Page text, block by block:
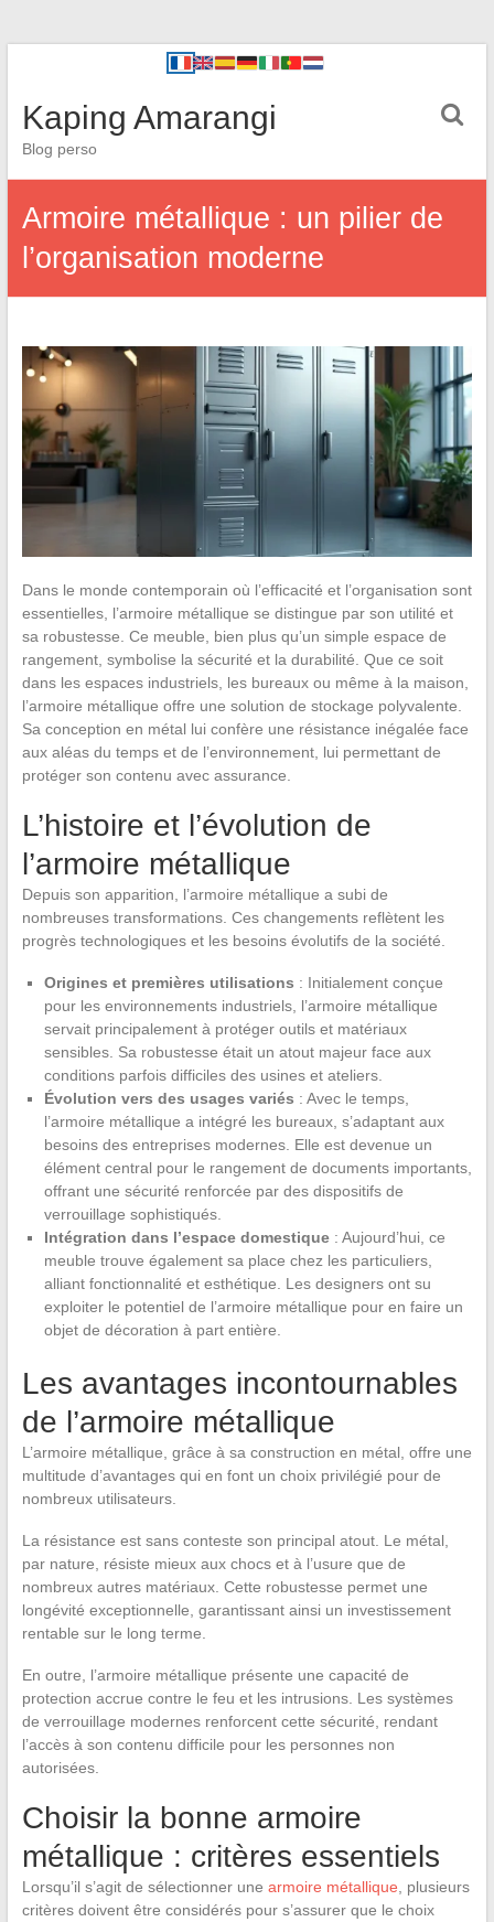
Kaping Amarangi
Blog perso
Armoire métallique : un pilier de
l’organisation moderne
Dans le monde contemporain où l’efficacité et l’organisation sont
essentielles, l’armoire métallique se distingue par son utilité et
sa robustesse. Ce meuble, bien plus qu’un simple espace de
rangement, symbolise la sécurité et la durabilité. Que ce soit
dans les espaces industriels, les bureaux ou même à la maison,
l’armoire métallique offre une solution de stockage polyvalente.
Sa conception en métal lui confère une résistance inégalée face
aux aléas du temps et de l’environnement, lui permettant de
protéger son contenu avec assurance.
L’histoire et l’évolution de
l’armoire métallique
Depuis son apparition, l’armoire métallique a subi de
nombreuses transformations. Ces changements reflètent les
progrès technologiques et les besoins évolutifs de la société.
Origines et premières utilisations : Initialement conçue
pour les environnements industriels, l’armoire métallique
servait principalement à protéger outils et matériaux
sensibles. Sa robustesse était un atout majeur face aux
conditions parfois difficiles des usines et ateliers.
Évolution vers des usages variés : Avec le temps,
l’armoire métallique a intégré les bureaux, s’adaptant aux
besoins des entreprises modernes. Elle est devenue un
élément central pour le rangement de documents importants,
offrant une sécurité renforcée par des dispositifs de
verrouillage sophistiqués.
Intégration dans l’espace domestique: Aujourd’hui, ce
meuble trouve également sa place chez les particuliers,
alliant fonctionnalité et esthétique. Les designers ont su
exploiter le potentiel de l’armoire métallique pour en faire un
objet de décoration à part entière.
Les avantages incontournables
de l’armoire métallique
L’armoire métallique, grâce à sa construction en métal, offre une
multitude d’avantages qui en font un choix privilégié pour de
nombreux utilisateurs.
La résistance est sans conteste son principal atout. Le métal,
par nature, résiste mieux aux chocs et à l’usure que de
nombreux autres matériaux. Cette robustesse permet une
longévité exceptionnelle, garantissant ainsi un investissement
rentable sur le long terme.
En outre, l’armoire métallique présente une capacité de
protection accrue contre le feu et les intrusions. Les systèmes
de verrouillage modernes renforcent cette sécurité, rendant
l’accès à son contenu difficile pour les personnes non
autorisées.
Choisir la bonne armoire
métallique : critères essentiels
Lorsqu’il s’agit de sélectionner une armoire métallique , plusieurs
critères doivent être considérés pour s’assurer que le choix